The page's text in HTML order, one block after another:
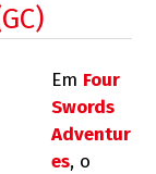
Em Four
Swords
Adventur
es, o